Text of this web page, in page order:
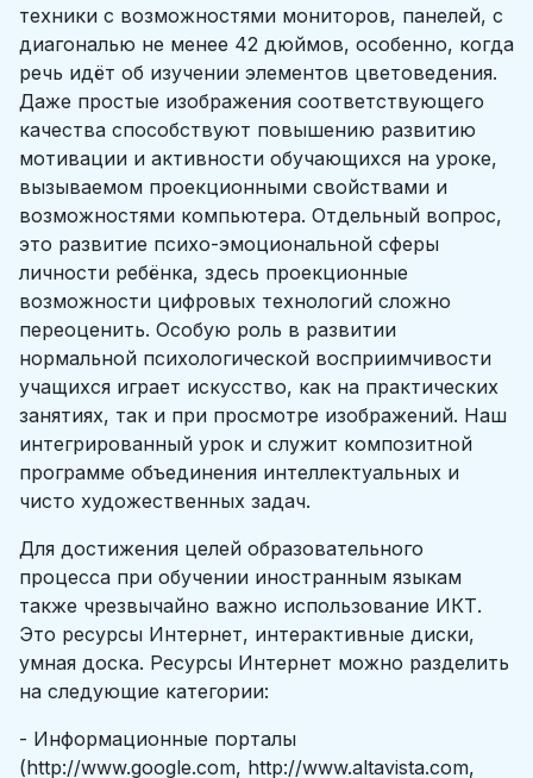
техники с возможностями мониторов, панелей, с
диагональю не менее 42 дюймов, особенно, когда
речь идёт об изучении элементов цветоведения.
Даже простые изображения соответствующего
качества способствуют повышению развитию
мотивации и активности обучающихся на уроке,
вызываемом проекционными свойствами и
возможностями компьютера. Отдельный вопрос,
это развитие психо-эмоциональной сферы
личности ребёнка, здесь проекционные
возможности цифровых технологий сложно
переоценить. Особую роль в развитии
нормальной психологической восприимчивости
учащихся играет искусство, как на практических
занятиях, так и при просмотре изображений. Наш
интегрированный урок и служит композитной
программе объединения интеллектуальных и
чисто художественных задач.
Для достижения целей образовательного
процесса при обучении иностранным языкам
также чрезвычайно важно использование ИКТ.
Это ресурсы Интернет, интерактивные диски,
умная доска. Ресурсы Интернет можно разделить
на следующие категории:
- Информационные порталы
(http://www.google.com, http://www.altavista.com,